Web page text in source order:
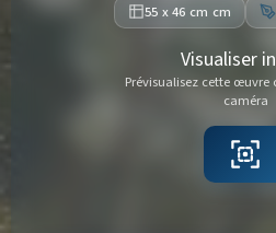
55 x 46 cm cm
Visualiser
Prévisualisez cette œuvre
caméra